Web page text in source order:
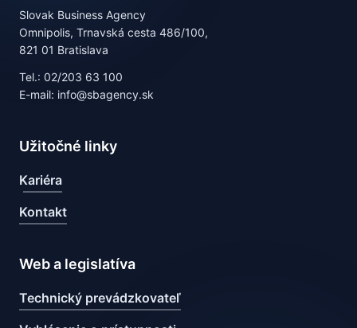
Slovak Business Agency
Omnipolis, Trnavská cesta 486/100,
821 01 Bratislava
Tel.: 02/203 63 100
E-mail: info@sbagency.sk
Užitočné linky
Kariéra
Kontakt
Web a legislatíva
Technický prevádzkovateľ